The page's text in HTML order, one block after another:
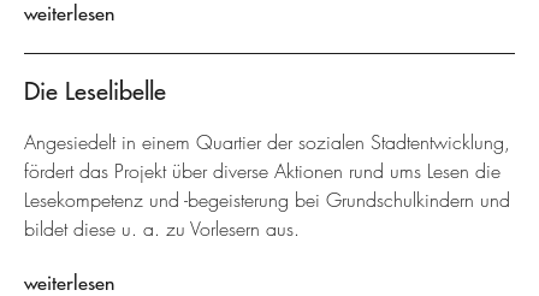
weiterlesen
Die Leselibelle
Angesiedelt in einem Quartier der sozialen Stadtentwicklung,
fördert das Projekt über diverse Aktionen rund ums Lesen die
Lesekompetenz und -begeisterung bei Grundschulkindern und
bildet diese u. a. zu Vorlesern aus.
weiterlesen